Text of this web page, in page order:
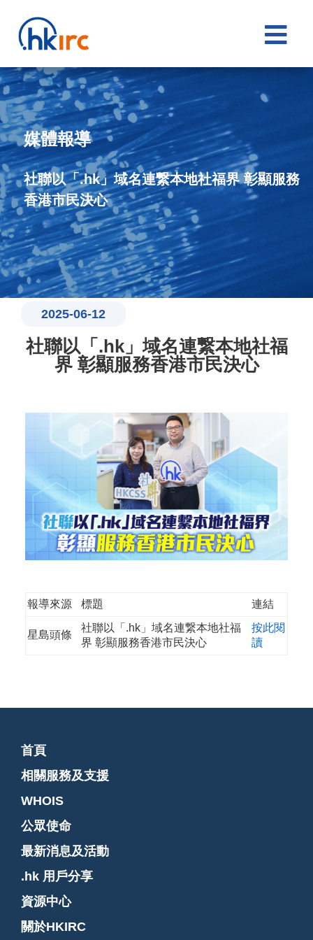

媒體報導
社聯以「.hk」域名連繋本地社福界 彰顯服務
香港市民決心
2025-06-12
社聯以「.hk」域名連繋本地社福
界 彰顯服務香港市民決心
報導來源 標題 連結
星島頭條
社聯以「.hk」域名連繋本地社福
界 彰顯服務香港市民決心
按此閱
讀
首頁
相關服務及支援
WHOIS
公眾使命
最新消息及活動
.hk 用戶分享
資源中心
關於HKIRC